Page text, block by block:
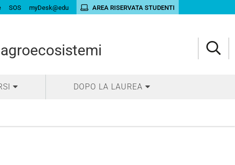
SOS myDesk@edu AREA RISERVATA STUDENTI
DOPO LA LAUREA